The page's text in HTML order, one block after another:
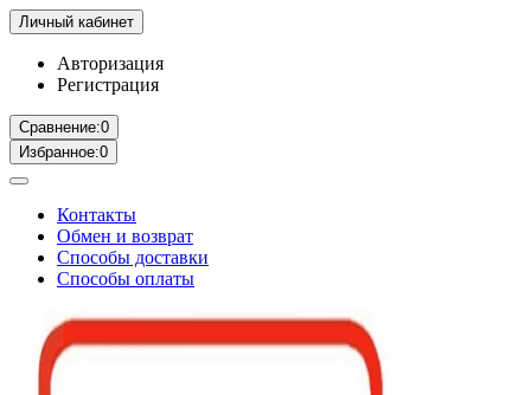
Личный кабинет
Авторизация
Регистрация
Сравнение:0
Избранное:0
Контакты
Обмен и возврат
Способы доставки
Способы оплаты